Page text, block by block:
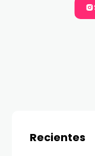
Recientes